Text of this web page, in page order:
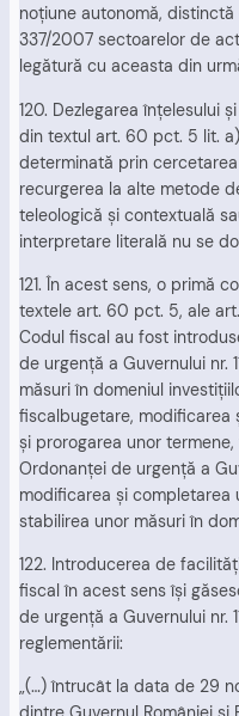
noţiune autonomă,
337/2007 sectoarelor de
legătură cu aceasta din
120. Dezlegarea înţelesului
din textul art. 60 pct. 5 lit.
determinată prin
recurgerea la alte metode
teleologică şi contextuală
interpretare literală nu se
121. În acest sens, o primă
textele art. 60 pct. 5, ale art.
Codul fiscal au fost
de urgenţă a Guvernului nr.
măsuri în domeniul
fiscalbugetare, modificarea
şi prorogarea unor
Ordonanţei de urgenţă a
modificarea şi completarea
stabilirea unor măsuri în
122. Introducerea de
fiscal în acest sens îşi
de urgenţă a Guvernului nr.
reglementării:
„(…) întrucât la data de 29